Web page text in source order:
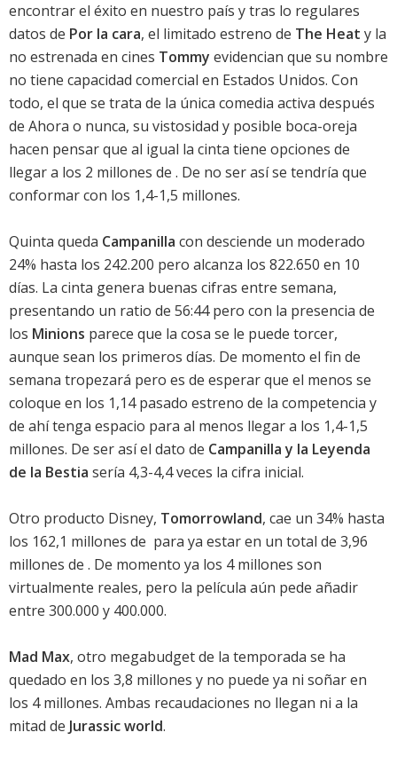
encontrar el éxito en nuestro país y tras lo regulares
datos de Por la cara, el limitado estreno de The Heat y la
no estrenada en cines Tommy evidencian que su nombre
no tiene capacidad comercial en Estados Unidos. Con
todo, el que se trata de la única comedia activa después
de Ahora o nunca, su vistosidad y posible boca-oreja
hacen pensar que al igual la cinta tiene opciones de
llegar a los 2 millones de . De no ser así se tendría que
conformar con los 1,4-1,5 millones.
Quinta queda Campanilla con desciende un moderado
24% hasta los 242.200 pero alcanza los 822.650 en 10
días. La cinta genera buenas cifras entre semana,
presentando un ratio de 56:44 pero con la presencia de
los Minions parece que la cosa se le puede torcer,
aunque sean los primeros días. De momento el fin de
semana tropezará pero es de esperar que el menos se
coloque en los 1,14 pasado estreno de la competencia y
de ahí tenga espacio para al menos llegar a los 1,4-1,5
millones. De ser así el dato de Campanilla y la Leyenda
de la Bestia sería 4,3-4,4 veces la cifra inicial.
Otro producto Disney, Tomorrowland, cae un 34% hasta
los 162,1 millones de  para ya estar en un total de 3,96
millones de . De momento ya los 4 millones son
virtualmente reales, pero la película aún pede añadir
entre 300.000 y 400.000.
Mad Max, otro megabudget de la temporada se ha
quedado en los 3,8 millones y no puede ya ni soñar en
los 4 millones. Ambas recaudaciones no llegan ni a la
mitad de Jurassic world.